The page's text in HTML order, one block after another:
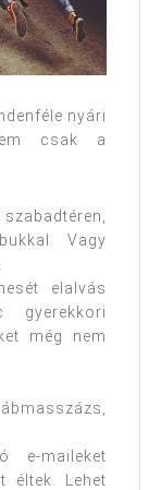
nyári
csak a
Vagy
elalvás
még nem
e-maileket
éltek. Lehet